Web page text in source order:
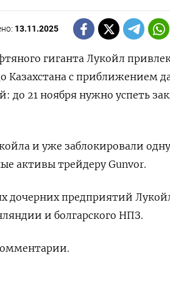
13.11.2025
гиганта Лукойл
Казахстана с приближением
до 21 ноября нужно успеть
и уже заблокировали
активы трейдеру Gunvor.
дочерних предприятий
и болгарского НПЗ.